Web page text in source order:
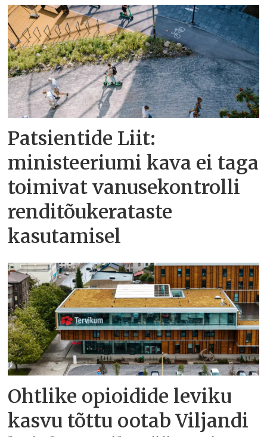
Patsientide Liit:
ministeeriumi kava ei taga
toimivat vanusekontrolli
renditõukerataste
kasutamisel
Ohtlike opioidide leviku
kasvu tõttu ootab Viljandi